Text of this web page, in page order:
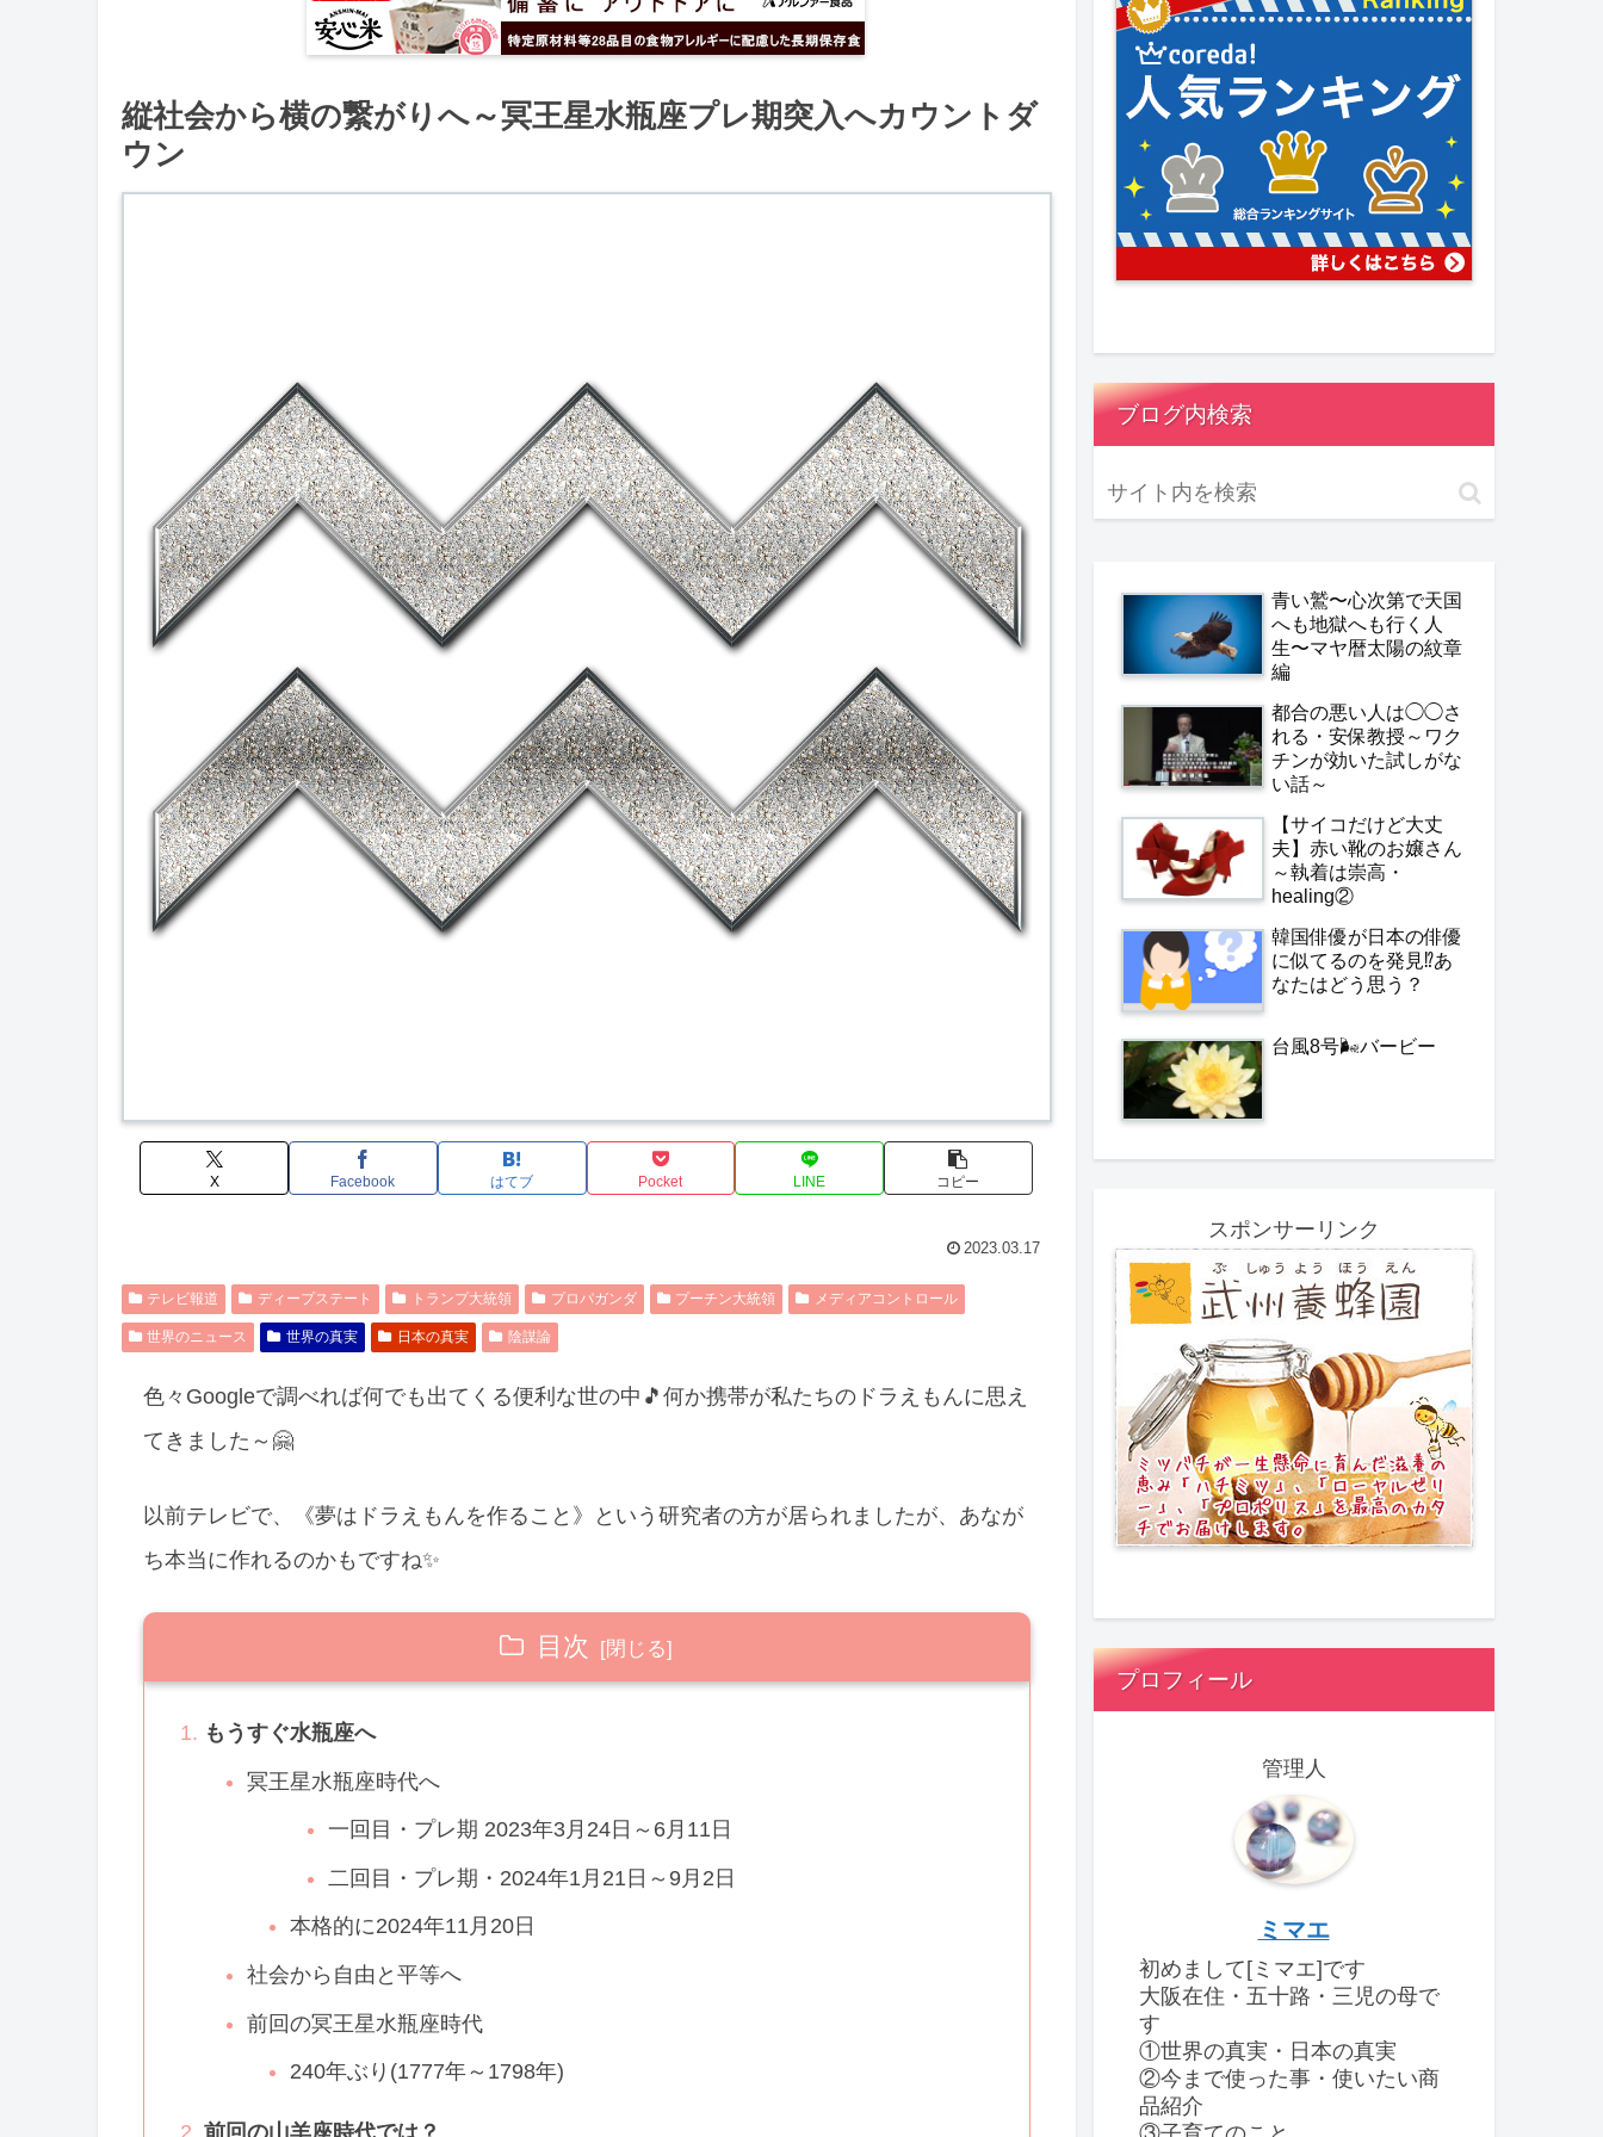
縦社会から横の繋がりへ～冥王星水瓶座プレ期突入へカウントダ
ウン
X Facebook はてブ Pocket LINE コピー
2023.03.17
テレビ報道 ディープステート トランプ大統領 プロパガンダ プーチン大統領 メディアコントロール
世界のニュース 世界の真実 日本の真実 陰謀論
色々Googleで調べれば何でも出てくる便利な世の中🎵何か携帯が私たちのドラえもんに思え
てきました～🤗
以前テレビで、《夢はドラえもんを作ること》という研究者の方が居られましたが、あなが
ち本当に作れるのかもですね✨
目次
もうすぐ水瓶座へ
冥王星水瓶座時代へ
一回目・プレ期 2023年3月24日～6月11日
二回目・プレ期・2024年1月21日～9月2日
本格的に2024年11月20日
社会から自由と平等へ
前回の冥王星水瓶座時代
240年ぶり(1777年～1798年)
ブログ内検索
青い鷲〜心次第で天国
へも地獄へも行く人
生〜マヤ暦太陽の紋章
編
都合の悪い人は◯◯さ
れる・安保教授～ワク
チンが効いた試しがな
い話～
【サイコだけど大丈
夫】赤い靴のお嬢さん
～執着は崇高・
healing②
韓国俳優が日本の俳優
に似てるのを発見⁉️あ
なたはどう思う？
台風8号🌬️バービー
スポンサーリンク
プロフィール
管理人
ミマエ
初めまして[ミマエ]です
大阪在住・五十路・三児の母で
す
①世界の真実・日本の真実
②今まで使った事・使いたい商
品紹介